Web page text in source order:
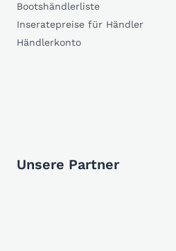
Bootshändlerliste
Inseratepreise für Händler
Händlerkonto
Unsere Partner